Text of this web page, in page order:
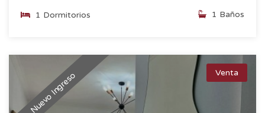
1 Dormitorios 1 Baños
Nuevo Ingreso Venta